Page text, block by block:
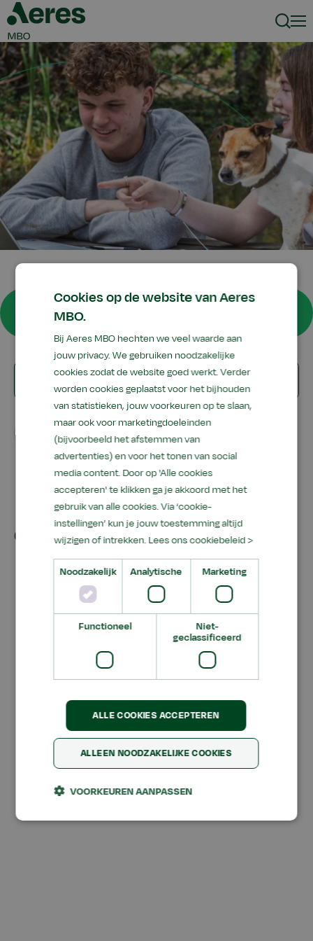
Agenda
Zoek
interesse,
activiteit
Zoeken
Meeloopdagen Leeuwarden
Alles wissen
0 Evenementen
Geen resultaten
Geen resultaten gevonden
Alles wissen
Cookies op de website van Aeres
MBO.
Bij Aeres MBO hechten we veel waarde aan
jouw privacy. We gebruiken noodzakelijke
cookies zodat de website goed werkt. Verder
worden cookies geplaatst voor het bijhouden
van statistieken, jouw voorkeuren op te slaan,
maar ook voor marketingdoeleinden
(bijvoorbeeld het afstemmen van
advertenties) en voor het tonen van social
media content. Door op 'Alle cookies
accepteren' te klikken ga je akkoord met het
gebruik van alle cookies. Via ‘cookie-
instellingen’ kun je jouw toestemming altijd
wijzigen of intrekken. Lees ons cookiebeleid >
Noodzakelijk Analytische Marketing
Functioneel
Niet-
geclassificeerd
ALLE COOKIES ACCEPTEREN
ALLEEN NOODZAKELIJKE COOKIES
VOORKEUREN AANPASSEN